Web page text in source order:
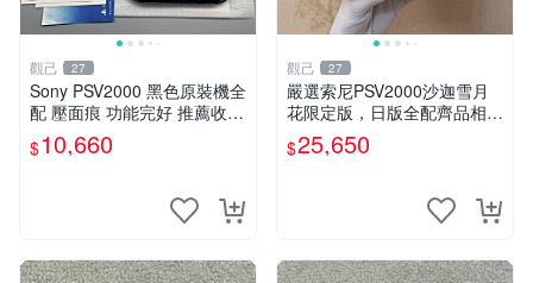
觀己 27
Sony PSV2000 黑色原裝機全
配 壓面痕 功能完好 推薦收藏
新品等同 電腦遊戲掌機 PSV2
000 黑 輕微刮痕 調試中 發行
$10,660
觀己 27
嚴選索尼PSV2000沙迦雪月
花限定版，日版全配齊品相極
佳 中古掌上遊戲機 白屏新螢
幕 功能完wend
$25,650